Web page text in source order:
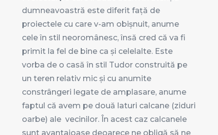
dumneavoastră este diferit față de
proiectele cu care v-am obișnuit, anume
cele în stil neoromânesc, însă cred că va fi
primit la fel de bine ca și celelalte. Este
vorba de o casă în stil Tudor construită pe
un teren relativ mic și cu anumite
constrângeri legate de amplasare, anume
faptul că avem pe două laturi calcane (ziduri
oarbe) ale vecinilor. În acest caz calcanele
sunt avantajoase deoarece ne obligă să ne